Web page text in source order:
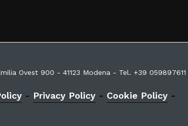
Ovest 900 - 41123 Modena - Tel. +39 059897611
- Privacy Policy- Cookie Policy-